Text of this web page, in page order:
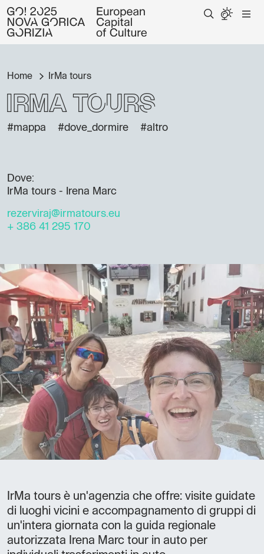
Home IrMa tours
IrMa tours
#mappa #dove_dormire #altro
Dove:
IrMa tours - Irena Marc
rezerviraj@irmatours.eu
+ 386 41 295 170
IrMa tours è un'agenzia che offre: visite guidate
di luoghi vicini e accompagnamento di gruppi di
un'intera giornata con la guida regionale
autorizzata Irena Marc tour in auto per